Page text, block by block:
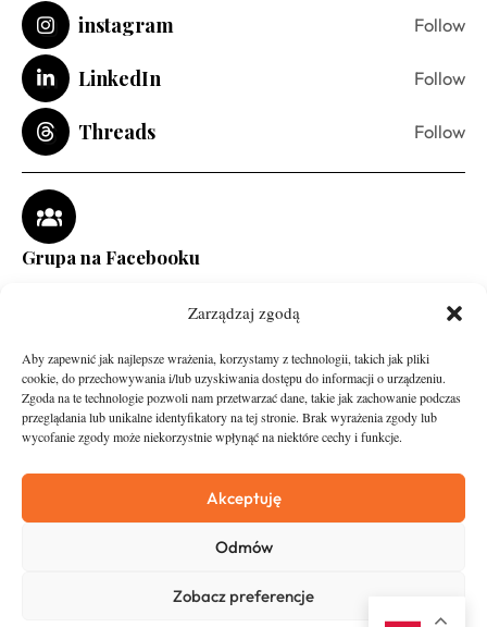
Zarządzaj zgodą
Aby zapewnić jak najlepsze wrażenia, korzystamy z technologii, takich jak pliki
cookie, do przechowywania i/lub uzyskiwania dostępu do informacji o urządzeniu.
Zgoda na te technologie pozwoli nam przetwarzać dane, takie jak zachowanie podczas
przeglądania lub unikalne identyfikatory na tej stronie. Brak wyrażenia zgody lub
wycofanie zgody może niekorzystnie wpłynąć na niektóre cechy i funkcje.
Akceptuję
Odmów
Zobacz preferencje
instagram Follow
LinkedIn Follow
Threads Follow
Grupa na Facebooku
Asfalt
O nas
Zostań Patronem
Kontakt